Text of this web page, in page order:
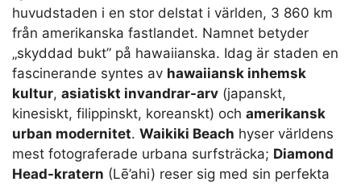
huvudstaden i en stor delstat i världen, 3 860 km
från amerikanska fastlandet. Namnet betyder
„skyddad bukt” på hawaiianska. Idag är staden en
fascinerande syntes av hawaiiansk inhemsk
kultur, asiatiskt invandrar-arv (japanskt,
kinesiskt, filippinskt, koreanskt) och amerikansk
urban modernitet. Waikiki Beach hyser världens
mest fotograferade urbana surfsträcka; Diamond
Head-kratern (Lē’ahi) reser sig med sin perfekta